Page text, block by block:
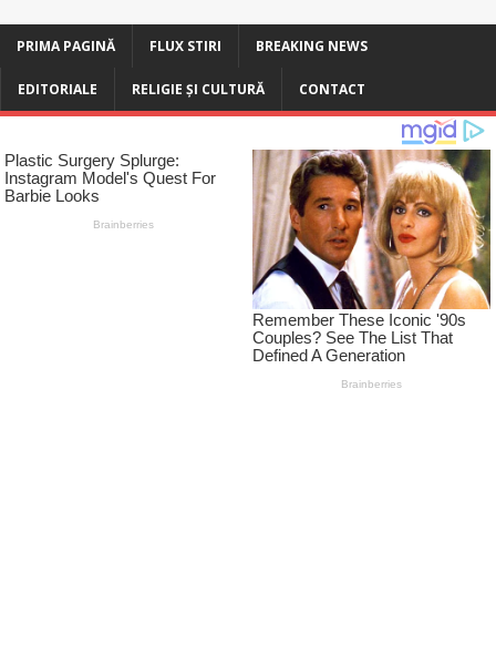
PRIMA PAGINĂ FLUX STIRI BREAKING NEWS
EDITORIALE RELIGIE ȘI CULTURĂ CONTACT